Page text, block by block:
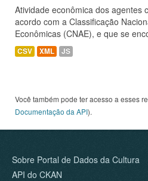
Atividade econômica dos agentes
acordo com a Classificação
Econômicas (CNAE), e que se
CSV XML JS
Você também pode ter acesso a esses
Documentação da API).
Sobre Portal de Dados da Cultura
API do CKAN